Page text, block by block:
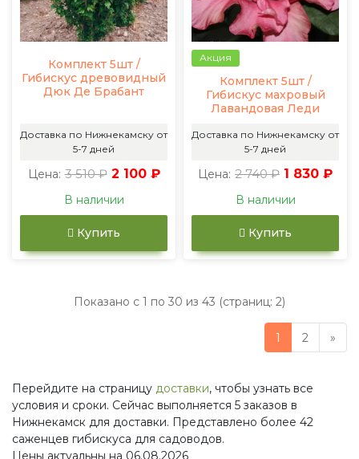
Комплект 5шт /
Гибискус древовидный
Дюк Де Брабант
Доставка по Нижнекамску от
5-7 дней
Цена: 3 510 ₽ 2 100 ₽
В наличии
Купить
Акция
Комплект 5шт /
Гибискус махровый
Лавандовая Леди
Доставка по Нижнекамску от
5-7 дней
Цена: 2 740 ₽ 1 830 ₽
В наличии
Купить
Показано с 1 по 30 из 43 (страниц: 2)
1 2 »
Перейдите на страницу доставки, чтобы узнать все
условия и сроки. Сейчас выполняется 5 заказов в
Нижнекамск для доставки. Представлено более 42
саженцев гибискуса для садоводов.
Цены актуальны на 06.08.2026